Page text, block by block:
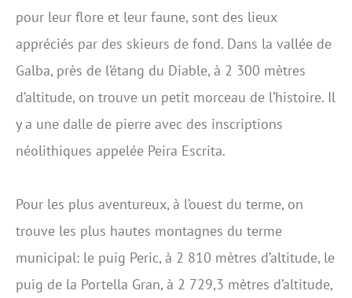
pour leur flore et leur faune, sont des lieux
appréciés par des skieurs de fond. Dans la vallée de
Galba, près de l’étang du Diable, à 2 300 mètres
d’altitude, on trouve un petit morceau de l’histoire. Il
y a une dalle de pierre avec des inscriptions
néolithiques appelée Peira Escrita.
Pour les plus aventureux, à l’ouest du terme, on
trouve les plus hautes montagnes du terme
municipal: le puig Peric, à 2 810 mètres d’altitude, le
puig de la Portella Gran, à 2 729,3 mètres d’altitude,